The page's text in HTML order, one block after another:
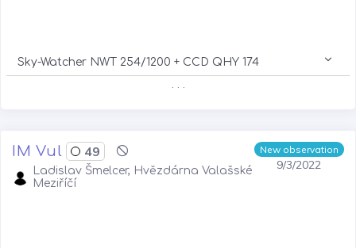
Sky-Watcher NWT 254/1200 + CCD QHY 174
. . .
New observation
9/3/2022
IM Vul 49
Ladislav Šmelcer, Hvězdárna Valašské
Meziříčí